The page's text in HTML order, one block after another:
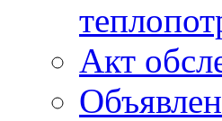
Акт